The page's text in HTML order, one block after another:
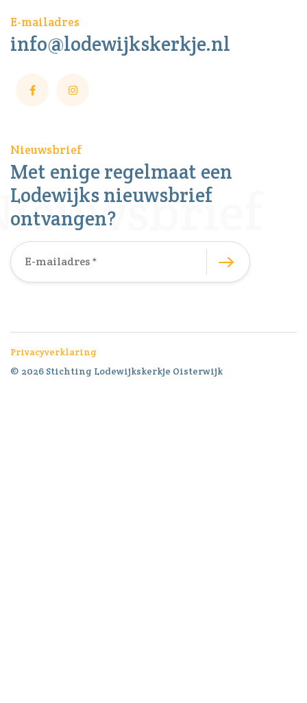
E-mailadres
info@lodewijkskerkje.nl
Nieuwsbrief
Met enige regelmaat een
Lodewijks nieuwsbrief
ontvangen?
Privacyverklaring
© 2026 Stichting Lodewijkskerkje Oisterwijk